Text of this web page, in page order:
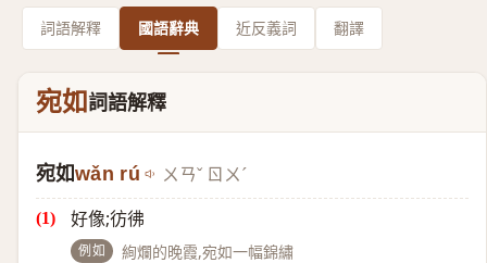
詞語解釋 國語辭典 近反義詞 翻譯
宛如 詞語解釋
宛如wǎn rú ㄨㄢˇ ㄖㄨˊ
好像;彷彿
例如 絢爛的晚霞,宛如一幅錦繡